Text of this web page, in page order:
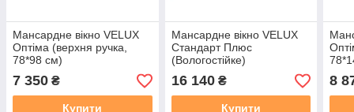
Мансардне вікно VELUX
Оптіма (верхня ручка,
78*98 см)
7 350 ₴
Купити
Мансардне вікно VELUX
Стандарт Плюс
(Вологостійке)
(двокамерне, верхня
ручка, 55*78 см)
16 140₴
Купити
8